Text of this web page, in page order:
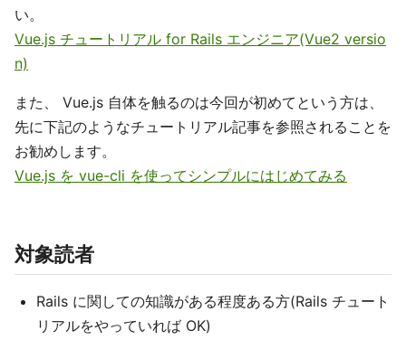
い。
Vue.js チュートリアル for Rails エンジニア(Vue2 versio
n)
また、 Vue.js 自体を触るのは今回が初めてという方は、
先に下記のようなチュートリアル記事を参照されることを
お勧めします。
Vue.js を vue-cli を使ってシンプルにはじめてみる
対象読者
Rails に関しての知識がある程度ある方(Rails チュート
リアルをやっていれば OK)